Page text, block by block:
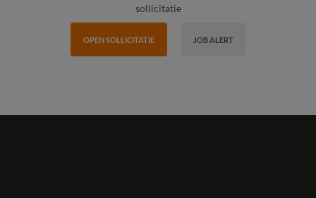
sollicitatie
OPEN SOLLICITATIE JOB ALERT